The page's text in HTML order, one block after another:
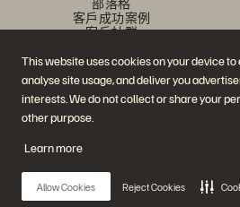
This website uses cookies on your device
analyse site usage, and deliver you
interests. We do not collect or share your
other purpose.
Learn more
Allow Cookies Reject Cookies
部落格
客戶成功案例
客戶社群
加入討論
© 2026 Everpure, Inc. 版